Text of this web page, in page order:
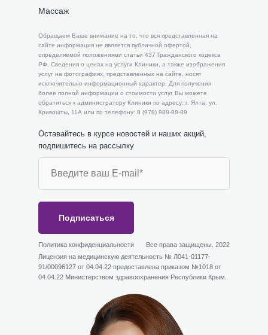
Подписаться
Массаж
​​Обращаем Ваше внимание на то, что вся представленная на
сайте информация не является публичной офертой,
определяемой положениями статьи 437 Гражданского кодекса
РФ. Сведения о ценах на услуги Клиники, а также изображения
услуг на фотографиях, представленных на сайте, носят
исключительно информационный характер. Для получения
более полной информации о стоимости услуг Вы можете
обратиться к администратору Клиники по адресу: г. Ялта, ул.
Кривошты, 11А или по телефону: 8 (978) 988-88-89
Оставайтесь в курсе новостей и наших акций,
подпишитесь на рассылку
Политика конфиденциальности Все права защищены. 2022
Лицензия на медицинскую деятельность № Л041-01177-
91/00096127 от 04.04.22 предоставлена приказом №1018 от
04.04.22 Министерством здравоохранения Республики Крым.